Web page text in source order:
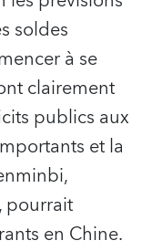
soldes
à se
clairement
publics aux
et la
pourrait
en Chine.